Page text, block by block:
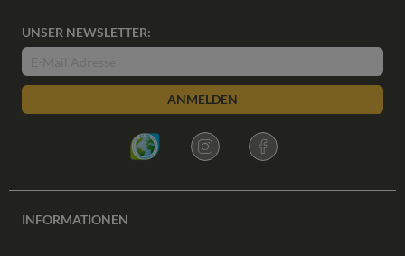
UNSER NEWSLETTER:
ANMELDEN
INFORMATIONEN